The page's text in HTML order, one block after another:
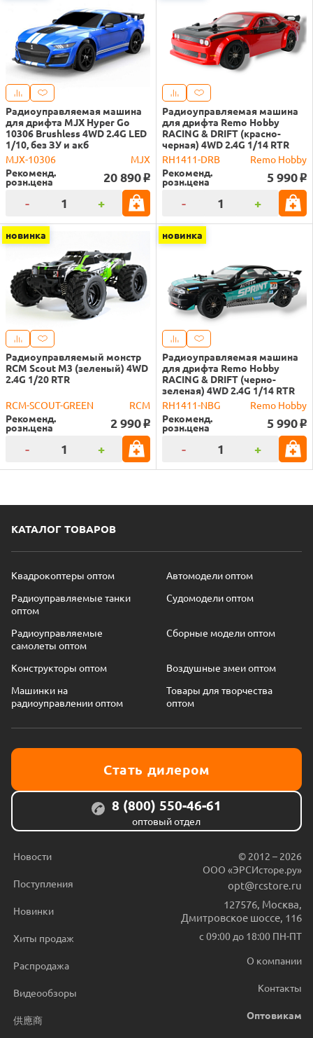
Радиоуправляемая машина
для дрифта MJX Hyper Go
10306 Brushless 4WD 2.4G LED
1/10, без ЗУ и акб
MJX-10306
MJX
Рекоменд.
розн.цена 20 890 o
- +
Радиоуправляемая машина
для дрифта Remo Hobby
RACING & DRIFT (красно-
черная) 4WD 2.4G 1/14 RTR
RH1411-DRB
Remo Hobby
Рекоменд.
розн.цена 5 990 o
- +
новинка
Радиоуправляемый монстр
RCM Scout M3 (зеленый) 4WD
2.4G 1/20 RTR
RCM-SCOUT-GREEN
RCM
Рекоменд.
розн.цена 2 990 o
- +
новинка
Радиоуправляемая машина
для дрифта Remo Hobby
RACING & DRIFT (черно-
зеленая) 4WD 2.4G 1/14 RTR
RH1411-NBG
Remo Hobby
Рекоменд.
розн.цена 5 990 o
- +
КАТАЛОГ ТОВАРОВ
Квадрокоптеры оптом
Автомодели оптом
Радиоуправляемые танки
оптом
Судомодели оптом
Радиоуправляемые
самолеты оптом
Сборные модели оптом
Конструкторы оптом
Воздушные змеи оптом
Машинки на
радиоуправлении оптом
Товары для творчества
оптом
Стать дилером
8 (800) 550-46-61
оптовый отдел
Новости
Поступления
Новинки
Хиты продаж
Распродажа
Видеообзоры
供應商
© 2012 – 2026
ООО «ЭРСИсторе.ру»
opt@rcstore.ru
127576 Москва
Дмитровское шоссе, 116
с 09:00 до 18:00 ПН-ПТ
О компании
Контакты
Оптовикам